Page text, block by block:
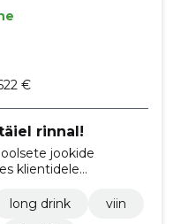
€
rinnal!
jookide
klientidele
long drink
viin